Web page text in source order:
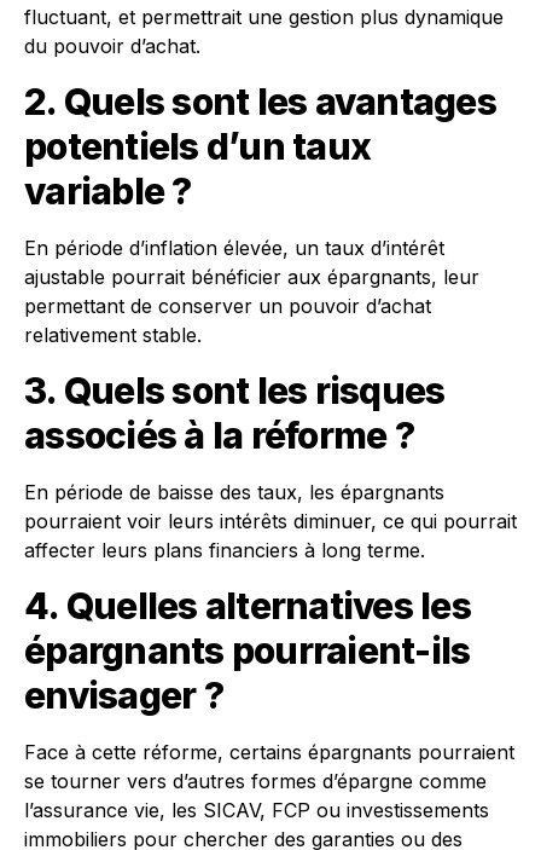
fluctuant, et permettrait une gestion plus dynamique
du pouvoir d’achat.
2. Quels sont les avantages
potentiels d’un taux
variable ?
En période d’inflation élevée, un taux d’intérêt
ajustable pourrait bénéficier aux épargnants, leur
permettant de conserver un pouvoir d’achat
relativement stable.
3. Quels sont les risques
associés à la réforme ?
En période de baisse des taux, les épargnants
pourraient voir leurs intérêts diminuer, ce qui pourrait
affecter leurs plans financiers à long terme.
4. Quelles alternatives les
épargnants pourraient-ils
envisager ?
Face à cette réforme, certains épargnants pourraient
se tourner vers d’autres formes d’épargne comme
l’assurance vie, les SICAV, FCP ou investissements
immobiliers pour chercher des garanties ou des